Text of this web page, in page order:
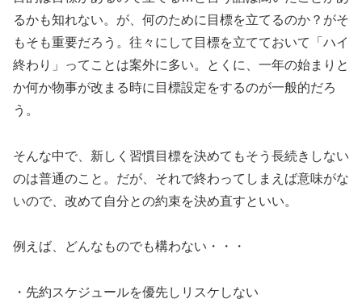
るかも知れない。が、何のために目標を立てるのか？がそ
もそも重要だろう。往々にして目標を立てておいて「ハイ
終わり」ってことは案外に多い。とくに、一年の始まりと
か何か物事が改まる時に目標設定をするのが一般的だろ
う。
そんな中で、新しく習慣目標を決めてもそう長続きしない
のは普通のこと。だが、それで終わってしまえば意味がな
いので、改めて自分との約束を決め直すといい。
例えば、どんなものでも構わない・・・
・先約スケジュールを優先しリスケしない